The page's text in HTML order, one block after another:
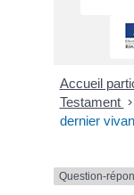
Accueil
Testament >
dernier
Question-